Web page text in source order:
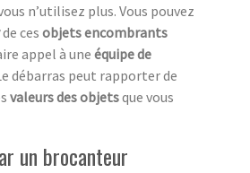
n’utilisez plus. Vous pouvez
de ces objets encombrants
appel à une équipe de
débarras peut rapporter de
valeurs des objetsque vous
un brocanteur